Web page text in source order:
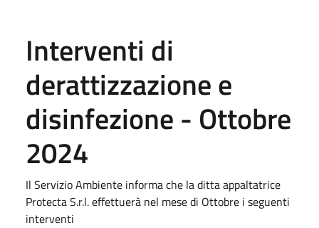
Interventi di
derattizzazione e
disinfezione - Ottobre
2024
Il Servizio Ambiente informa che la ditta appaltatrice
Protecta S.r.l. effettuerà nel mese di Ottobre i seguenti
interventi